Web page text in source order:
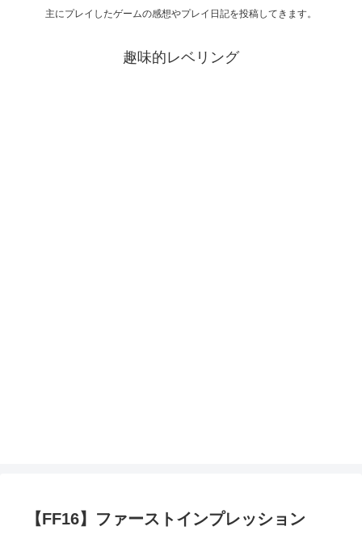
主にプレイしたゲームの感想やプレイ日記を投稿してきます。
趣味的レベリング
【FF16】ファーストインプレッション